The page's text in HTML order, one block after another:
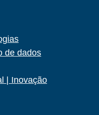
de dados
| Inovação